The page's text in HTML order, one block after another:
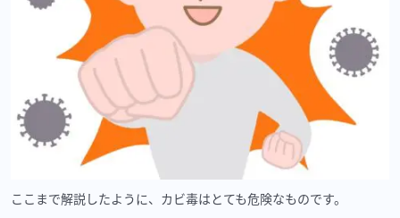
ここまで解説したように、カビ毒はとても危険なものです。